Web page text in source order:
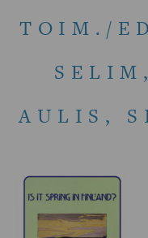
TOIM./
AULIS,